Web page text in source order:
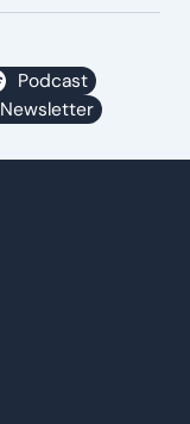
Podcast
Newsletter